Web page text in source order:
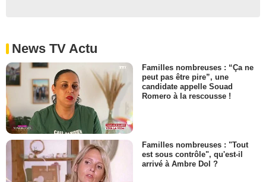
News TV Actu
Familles nombreuses : “Ça ne
peut pas être pire”, une
candidate appelle Souad
Romero à la rescousse !
Familles nombreuses : "Tout
est sous contrôle", qu'est-il
arrivé à Ambre Dol ?